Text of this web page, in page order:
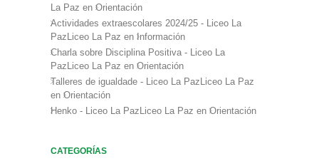
La Paz enOrientación
Actividades extraescolares 2024/25 - Liceo La
PazLiceo La Paz enInformación
Charla sobre Disciplina Positiva - Liceo La
PazLiceo La Paz enOrientación
Talleres de igualdade - Liceo La PazLiceo La Paz
enOrientación
Henko - Liceo La PazLiceo La Paz enOrientación
CATEGORÍAS